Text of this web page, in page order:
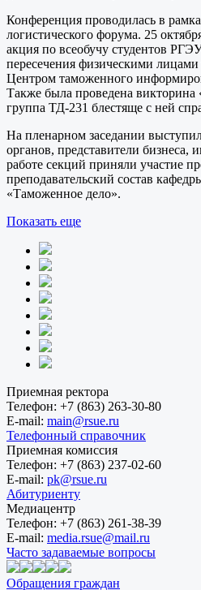
Конференция проводилась в
логистического форума. 25
акция по всеобучу студентов
пересечения физическими
Центром таможенного
Также была проведена
группа ТД-231 блестяще с ней
На пленарном заседании
органов, представители бизнеса,
работе секций приняли участие
преподавательский состав
«Таможенное дело».
Показать еще
Приемная ректора
Телефон: +7 (863) 263-30-80
E-mail: main@rsue.ru
Телефонный справочник
Приемная комиссия
Телефон: +7 (863) 237-02-60
E-mail: pk@rsue.ru
Абитуриенту
Медиацентр
Телефон: +7 (863) 261-38-39
E-mail: media.rsue@mail.ru
Часто задаваемые вопросы
Обращения граждан